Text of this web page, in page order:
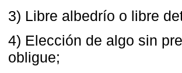
3) Libre albedrío o libre
4) Elección de algo sin
obligue;